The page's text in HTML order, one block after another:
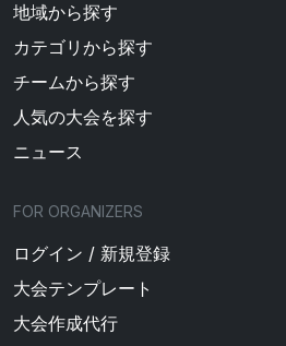
地域から探す
カテゴリから探す
チームから探す
人気の大会を探す
ニュース
FOR ORGANIZERS
ログイン / 新規登録
大会テンプレート
大会作成代行